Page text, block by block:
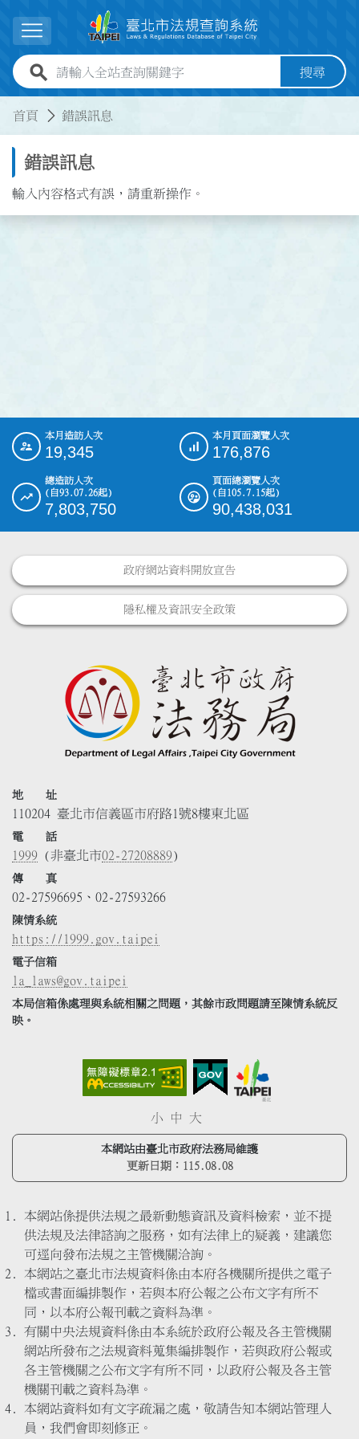
展開選單
全站查詢關鍵字欄位 搜尋
首頁 錯誤訊息
錯誤訊息
輸入內容格式有誤，請重新操作。
::: 本月造訪人次
19,345
本月頁面瀏覽人次
176,876
總造訪人次
(自93.07.26起)
7,803,750
頁面總瀏覽人次
(自105.7.15起)
90,438,031
政府網站資料開放宣告
隱私權及資訊安全政策
地 址
110204 臺北市信義區市府路1號8樓東北區
電 話
1999 (非臺北市02-27208889)
傳 真
02-27596695、02-27593266
陳情系統
https://1999.gov.taipei
電子信箱
la_laws@gov.taipei
本局信箱係處理與系統相關之問題，其餘市政問題請至陳情系統反
映。
小 中 大
本網站由臺北市政府法務局維護
更新日期： 115.08.08
本網站係提供法規之最新動態資訊及資料檢索，並不提
供法規及法律諮詢之服務，如有法律上的疑義，建議您
可逕向發布法規之主管機關洽詢。
本網站之臺北市法規資料係由本府各機關所提供之電子
檔或書面編排製作，若與本府公報之公布文字有所不
同，以本府公報刊載之資料為準。
有關中央法規資料係由本系統於政府公報及各主管機關
網站所發布之法規資料蒐集編排製作，若與政府公報或
各主管機關之公布文字有所不同，以政府公報及各主管
機關刊載之資料為準。
本網站資料如有文字疏漏之處，敬請告知本網站管理人
員，我們會即刻修正。